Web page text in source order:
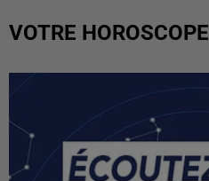
VOTRE HOROSCOPE